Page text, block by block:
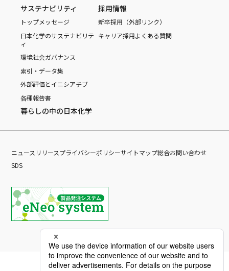
サステナビリティ
トップメッセージ
日本化学のサステナビリテ
ィ
環境社会ガバナンス
索引・データ集
外部評価とイニシアチブ
各種報告書
採用情報
新卒採用（外部リンク）
キャリア採用よくある質問
暮らしの中の日本化学
ニュースリリースプライバシーポリシーサイトマップ総合お問い合わせ
SDS